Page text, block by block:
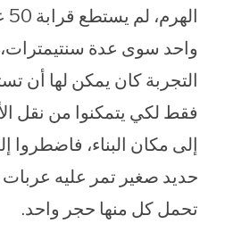
واحد سوى عدة سنتيمترات،
التجربة كان يمكن لها أن
فقط لكي يتمكنوا من نقل
إلى مكان البناء،
حديد صغير تمر عليه
تحمل كل منها حجر واحد.